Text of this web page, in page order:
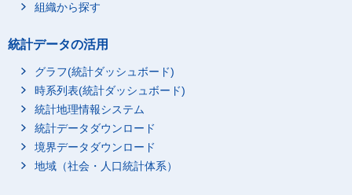
組織から探す
統計データの活用
グラフ(統計ダッシュボード)
時系列表(統計ダッシュボード)
統計地理情報システム
統計データダウンロード
境界データダウンロード
地域（社会・人口統計体系）